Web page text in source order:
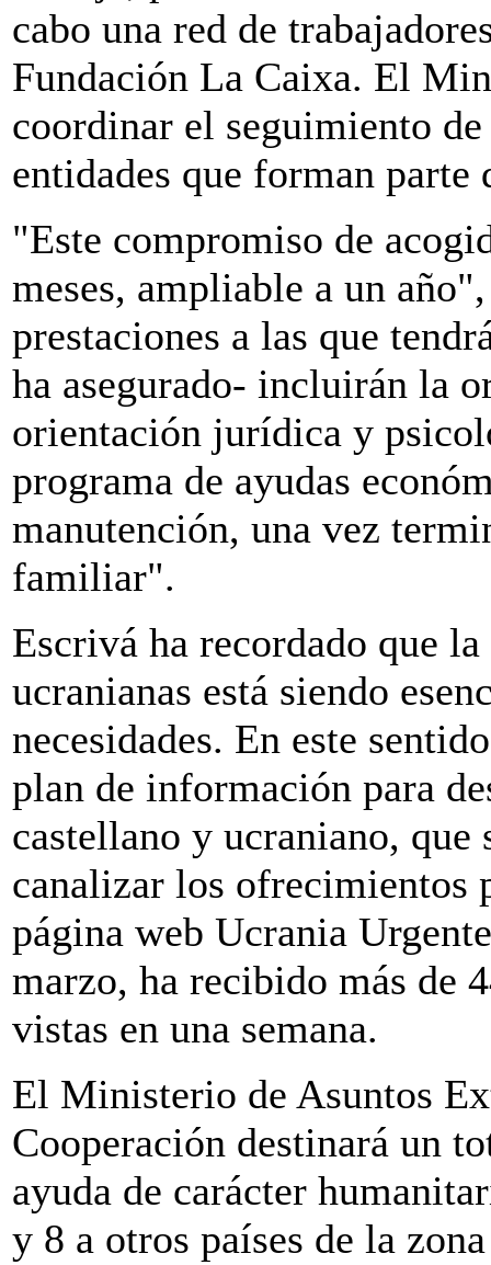
cabo una red de
Fundación La Caixa. El
coordinar el seguimiento
entidades que forman parte
"Este compromiso de
meses, ampliable a un
prestaciones a las que
ha asegurado- incluirán la
orientación jurídica y
programa de ayudas
manutención, una vez
familiar".
Escrivá ha recordado que
ucranianas está siendo
necesidades. En este
plan de información para
castellano y ucraniano,
canalizar los ofrecimientos
página web Ucrania
marzo, ha recibido más de
vistas en una semana.
El Ministerio de Asuntos
Cooperación destinará un
ayuda de carácter
y 8 a otros países de la